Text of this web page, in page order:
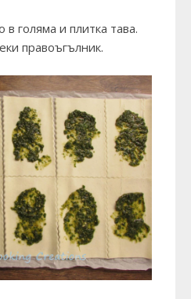
голяма и плитка тава.
правоъгълник.